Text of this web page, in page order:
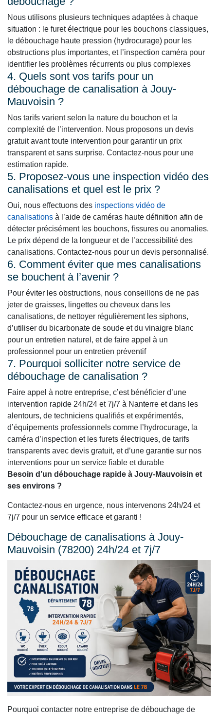
Nous utilisons plusieurs techniques adaptées à chaque
situation : le furet électrique pour les bouchons classiques,
le débouchage haute pression (hydrocurage) pour les
obstructions plus importantes, et l’inspection caméra pour
identifier les problèmes récurrents ou plus complexes
4. Quels sont vos tarifs pour un
débouchage de canalisation à Jouy-
Mauvoisin ?
Nos tarifs varient selon la nature du bouchon et la
complexité de l’intervention. Nous proposons un devis
gratuit avant toute intervention pour garantir un prix
transparent et sans surprise. Contactez-nous pour une
estimation rapide.
5. Proposez-vous une inspection vidéo des
canalisations et quel est le prix ?
Oui, nous effectuons des inspections vidéo de
canalisations à l’aide de caméras haute définition afin de
détecter précisément les bouchons, fissures ou anomalies.
Le prix dépend de la longueur et de l’accessibilité des
canalisations. Contactez-nous pour un devis personnalisé.
6. Comment éviter que mes canalisations
se bouchent à l’avenir ?
Pour éviter les obstructions, nous conseillons de ne pas
jeter de graisses, lingettes ou cheveux dans les
canalisations, de nettoyer régulièrement les siphons,
d’utiliser du bicarbonate de soude et du vinaigre blanc
pour un entretien naturel, et de faire appel à un
professionnel pour un entretien préventif
7. Pourquoi solliciter notre service de
débouchage de canalisation ?
Faire appel à notre entreprise, c’est bénéficier d’une
intervention rapide 24h/24 et 7j/7 à Nanterre et dans les
alentours, de techniciens qualifiés et expérimentés,
d’équipements professionnels comme l’hydrocurage, la
caméra d’inspection et les furets électriques, de tarifs
transparents avec devis gratuit, et d’une garantie sur nos
interventions pour un service fiable et durable
Besoin d’un débouchage rapide à Jouy-Mauvoisin et
ses environs ?
Contactez-nous en urgence, nous intervenons 24h/24 et
7j/7 pour un service efficace et garanti !
Débouchage de canalisations à Jouy-
Mauvoisin (78200) 24h/24 et 7j/7
Pourquoi contacter notre entreprise de débouchage de